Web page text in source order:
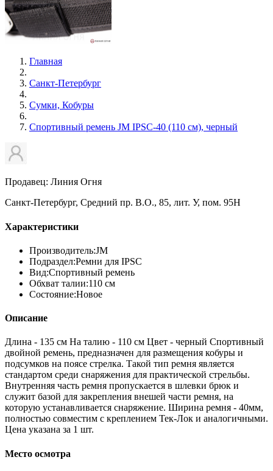
Главная
Санкт-Петербург
Сумки, Кобуры
Спортивный ремень JM IPSC-40 (110 см), черный
Продавец: Линия Огня
Санкт-Петербург, Средний пр. В.О., 85, лит. У, пом. 95Н
Характеристики
Производитель:JM
Подраздел:Ремни для IPSC
Вид:Спортивный ремень
Обхват талии:110 см
Состояние:Новое
Описание
Длина - 135 см На талию - 110 см Цвет - черный Спортивный
двойной ремень, предназначен для размещения кобуры и
подсумков на поясе стрелка. Такой тип ремня является
стандартом среди снаряжения для практической стрельбы.
Внутренняя часть ремня пропускается в шлевки брюк и
служит базой для закрепления внешей части ремня, на
которую устанавливается снаряжение. Ширина ремня - 40мм,
полностью совместим с креплением Тек-Лок и аналогичными.
Цена указана за 1 шт.
Место осмотра